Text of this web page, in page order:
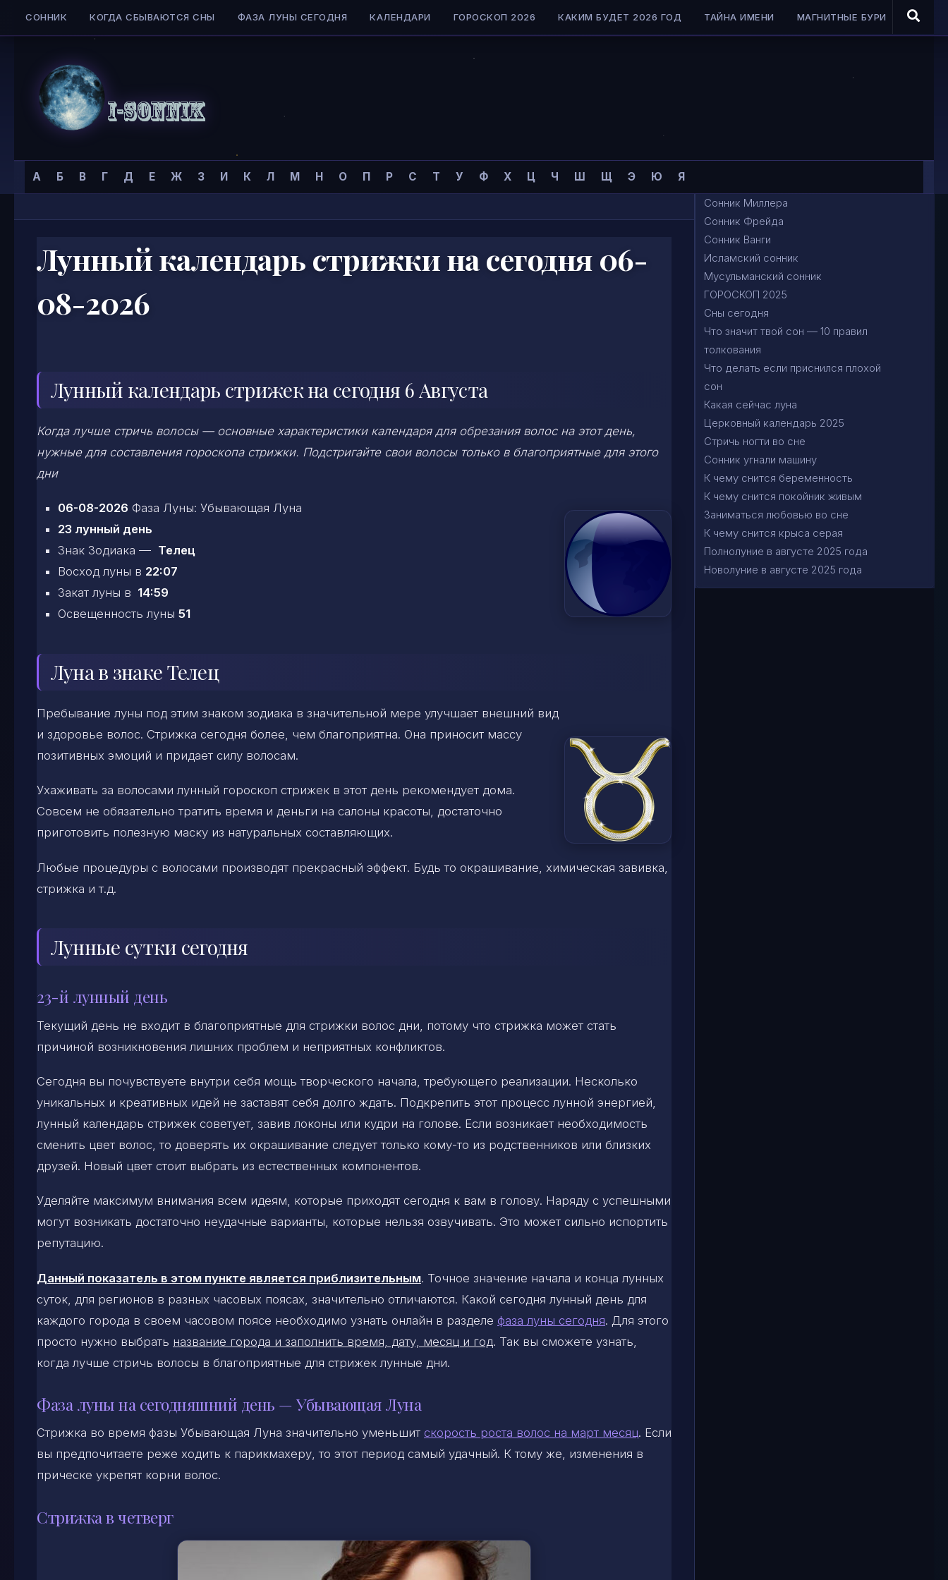
Skip to content
СОННИК КОГДА СБЫВАЮТСЯ СНЫ ФАЗА ЛУНЫ СЕГОДНЯ КАЛЕНДАРИ ГОРОСКОП 2026 КАКИМ БУДЕТ 2026 ГОД ТАЙНА ИМЕНИ МАГНИТНЫЕ БУРИ
Сонник
I-
А Б В Г Д Е Ж З И К Л М Н О П Р С Т У Ф Х Ц Ч Ш Щ Э Ю Я
Главная страница
Лунный календарь стрижки на сегодня 06-
08-2026
Лунный календарь стрижек на сегодня 6 Августа
Когда лучше стричь волосы — основные характеристики календаря для обрезания волос на этот день,
нужные для составления гороскопа стрижки. Подстригайте свои волосы только в благоприятные для этого
дни
06-08-2026 Фаза Луны: Убывающая Луна
23 лунный день
Знак Зодиака — Телец
Восход луны в 22:07
Закат луны в 14:59
Освещенность луны 51
Луна в знаке Телец
Пребывание луны под этим знаком зодиака в значительной мере улучшает внешний вид
и здоровье волос. Стрижка сегодня более, чем благоприятна. Она приносит массу
позитивных эмоций и придает силу волосам.
Ухаживать за волосами лунный гороскоп стрижек в этот день рекомендует дома.
Совсем не обязательно тратить время и деньги на салоны красоты, достаточно
приготовить полезную маску из натуральных составляющих.
Любые процедуры с волосами производят прекрасный эффект. Будь то окрашивание, химическая завивка,
стрижка и т.д.
Лунные сутки сегодня
23-й лунный день
Текущий день не входит в благоприятные для стрижки волос дни, потому что стрижка может стать
причиной возникновения лишних проблем и неприятных конфликтов.
Сегодня вы почувствуете внутри себя мощь творческого начала, требующего реализации. Несколько
уникальных и креативных идей не заставят себя долго ждать. Подкрепить этот процесс лунной энергией,
лунный календарь стрижек советует, завив локоны или кудри на голове. Если возникает необходимость
сменить цвет волос, то доверять их окрашивание следует только кому-то из родственников или близких
друзей. Новый цвет стоит выбрать из естественных компонентов.
Уделяйте максимум внимания всем идеям, которые приходят сегодня к вам в голову. Наряду с успешными
могут возникать достаточно неудачные варианты, которые нельзя озвучивать. Это может сильно испортить
репутацию.
Данный показатель в этом пункте является приблизительным. Точное значение начала и конца лунных
суток, для регионов в разных часовых поясах, значительно отличаются. Какой сегодня лунный день для
каждого города в своем часовом поясе необходимо узнать онлайн в разделе фаза луны сегодня. Для этого
просто нужно выбрать название города и заполнить время, дату, месяц и год. Так вы сможете узнать,
когда лучше стричь волосы в благоприятные для стрижек лунные дни.
Фаза луны на сегодняшний день — Убывающая Луна
Стрижка во время фазы Убывающая Луна значительно уменьшит скорость роста волос на март месяц. Если
вы предпочитаете реже ходить к парикмахеру, то этот период самый удачный. К тому же, изменения в
прическе укрепят корни волос.
Стрижка в четверг
Сонник Миллера
Сонник Фрейда
Сонник Ванги
Исламский сонник
Мусульманский сонник
ГОРОСКОП 2025
Сны сегодня
Что значит твой сон — 10 правил
толкования
Что делать если приснился плохой
сон
Какая сейчас луна
Церковный календарь 2025
Стричь ногти во сне
Сонник угнали машину
К чему снится беременность
К чему снится покойник живым
Заниматься любовью во сне
К чему снится крыса серая
Полнолуние в августе 2025 года
Новолуние в августе 2025 года